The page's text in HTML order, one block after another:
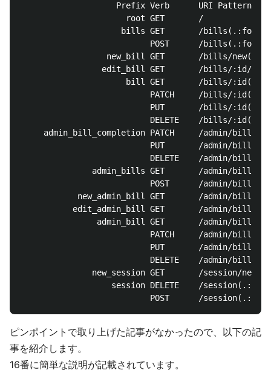
Prefix Verb      URI Pattern
root GET       /
bills GET       /
POST      /
new_bill GET       /bills/
edit_bill GET       /bills/:id/
bill GET       /bills/
PATCH     /bills/
PUT       /bills/
DELETE    /bills/
admin_bill_completion PATCH     /admin/bills/
PUT       /admin/bills/
DELETE    /admin/bills/
admin_bills GET       /admin/
POST      /admin/
new_admin_bill GET       /admin/bills/
edit_admin_bill GET       /admin/bills/
admin_bill GET       /admin/bills/
PATCH     /admin/bills/
PUT       /admin/bills/
DELETE    /admin/bills/
new_session GET       /session/
session DELETE    /
ピンポイントで取り上げた記事がなかったので、以下の記
事を紹介します。
16番に簡単な説明が記載されています。